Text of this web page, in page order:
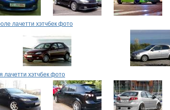
лачетти хэтчбек фото
лачетти хэтчбек фото